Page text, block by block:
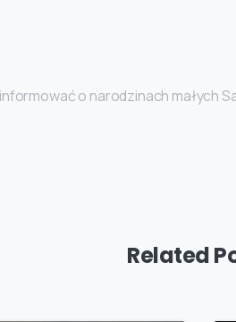
o narodzinach małych
Related